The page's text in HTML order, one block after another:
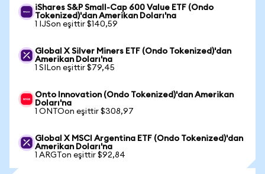
iShares S&P Small-Cap 600 Value ETF (Ondo
Tokenized)'dan Amerikan Doları'na
1 IJSon eşittir $140,59
Global X Silver Miners ETF (Ondo Tokenized)'dan
Amerikan Doları'na
1 SILon eşittir $79,45
Onto Innovation (Ondo Tokenized)'dan Amerikan
Doları'na
1 ONTOon eşittir $308,97
Global X MSCI Argentina ETF (Ondo Tokenized)'dan
Amerikan Doları'na
1 ARGTon eşittir $92,84